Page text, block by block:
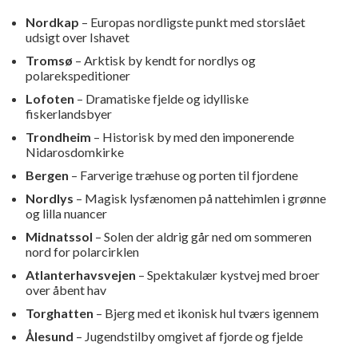
Nordkap – Europas nordligste punkt med storslået
udsigt over Ishavet
Tromsø – Arktisk by kendt for nordlys og
polarekspeditioner
Lofoten – Dramatiske fjelde og idylliske
fiskerlandsbyer
Trondheim – Historisk by med den imponerende
Nidarosdomkirke
Bergen – Farverige træhuse og porten til fjordene
Nordlys – Magisk lysfænomen på nattehimlen i grønne
og lilla nuancer
Midnatssol – Solen der aldrig går ned om sommeren
nord for polarcirklen
Atlanterhavsvejen – Spektakulær kystvej med broer
over åbent hav
Torghatten – Bjerg med et ikonisk hul tværs igennem
Ålesund – Jugendstilby omgivet af fjorde og fjelde